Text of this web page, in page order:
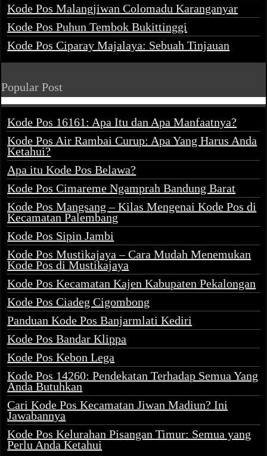
Kode Pos Malangjiwan Colomadu Karanganyar
Kode Pos Puhun Tembok Bukittinggi
Kode Pos Ciparay Majalaya: Sebuah Tinjauan
Popular Post
Kode Pos 16161: Apa Itu dan Apa Manfaatnya?
Kode Pos Air Rambai Curup: Apa Yang Harus Anda
Ketahui?
Apa itu Kode Pos Belawa?
Kode Pos Cimareme Ngamprah Bandung Barat
Kode Pos Mangsang – Kilas Mengenai Kode Pos di
Kecamatan Palembang
Kode Pos Sipin Jambi
Kode Pos Mustikajaya – Cara Mudah Menemukan
Kode Pos di Mustikajaya
Kode Pos Kecamatan Kajen Kabupaten Pekalongan
Kode Pos Ciadeg Cigombong
Panduan Kode Pos Banjarmlati Kediri
Kode Pos Bandar Klippa
Kode Pos Kebon Lega
Kode Pos 14260: Pendekatan Terhadap Semua Yang
Anda Butuhkan
Cari Kode Pos Kecamatan Jiwan Madiun? Ini
Jawabannya
Kode Pos Kelurahan Pisangan Timur: Semua yang
Perlu Anda Ketahui